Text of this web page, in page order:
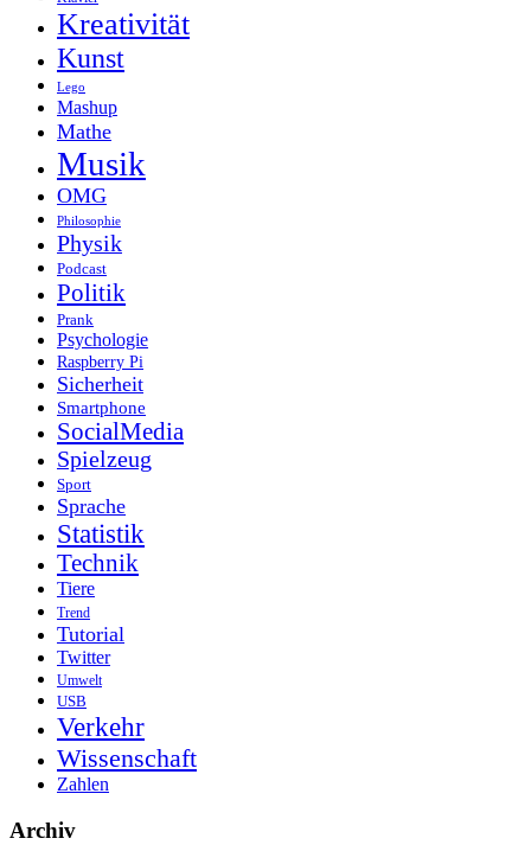
Kreativität
Kunst
Lego
Mashup
Mathe
Musik
OMG
Philosophie
Physik
Podcast
Politik
Prank
Psychologie
Raspberry Pi
Sicherheit
Smartphone
SocialMedia
Spielzeug
Sport
Sprache
Statistik
Technik
Tiere
Trend
Tutorial
Twitter
Umwelt
USB
Verkehr
Wissenschaft
Zahlen
Archiv